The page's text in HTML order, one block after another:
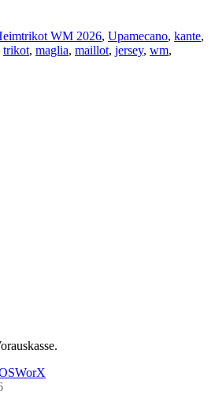
WM 2026, Upamecano, kante,
trikot, maglia, maillot, jersey, wm,